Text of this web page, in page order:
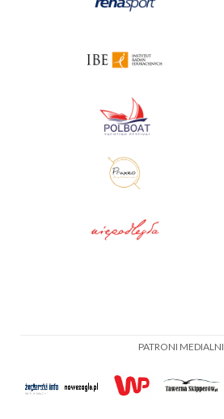
PATRONI MEDIALNI